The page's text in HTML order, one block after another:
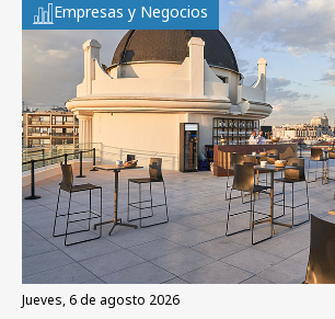
Empresas y Negocios
jueves, 6 de agosto 2026